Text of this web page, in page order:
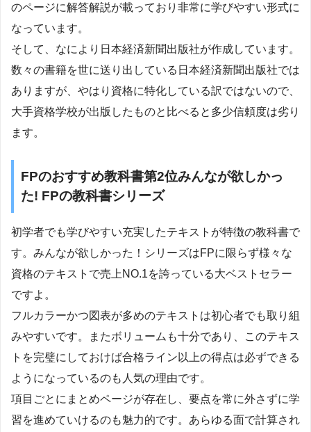
のページに解答解説が載っており非常に学びやすい形式に
なっています。
そして、なにより日本経済新聞出版社が作成しています。
数々の書籍を世に送り出している日本経済新聞出版社では
ありますが、やはり資格に特化している訳ではないので、
大手資格学校が出版したものと比べると多少信頼度は劣り
ます。
FPのおすすめ教科書第2位みんなが欲しかっ
た! FPの教科書シリーズ
初学者でも学びやすい充実したテキストが特徴の教科書で
す。みんなが欲しかった！シリーズはFPに限らず様々な
資格のテキストで売上NO.1を誇っている大ベストセラー
ですよ。
フルカラーかつ図表が多めのテキストは初心者でも取り組
みやすいです。またボリュームも十分であり、このテキス
トを完璧にしておけば合格ライン以上の得点は必ずできる
ようになっているのも人気の理由です。
項目ごとにまとめページが存在し、要点を常に外さずに学
習を進めていけるのも魅力的です。あらゆる面で計算され